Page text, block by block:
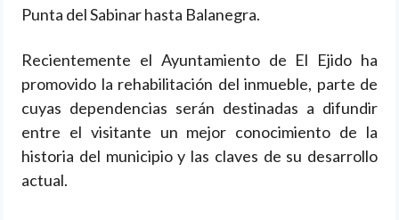
Punta del Sabinar hasta Balanegra.
Recientemente el Ayuntamiento de El Ejido ha
promovido la rehabilitación del inmueble, parte de
cuyas dependencias serán destinadas a difundir
entre el visitante un mejor conocimiento de la
historia del municipio y las claves de su desarrollo
actual.